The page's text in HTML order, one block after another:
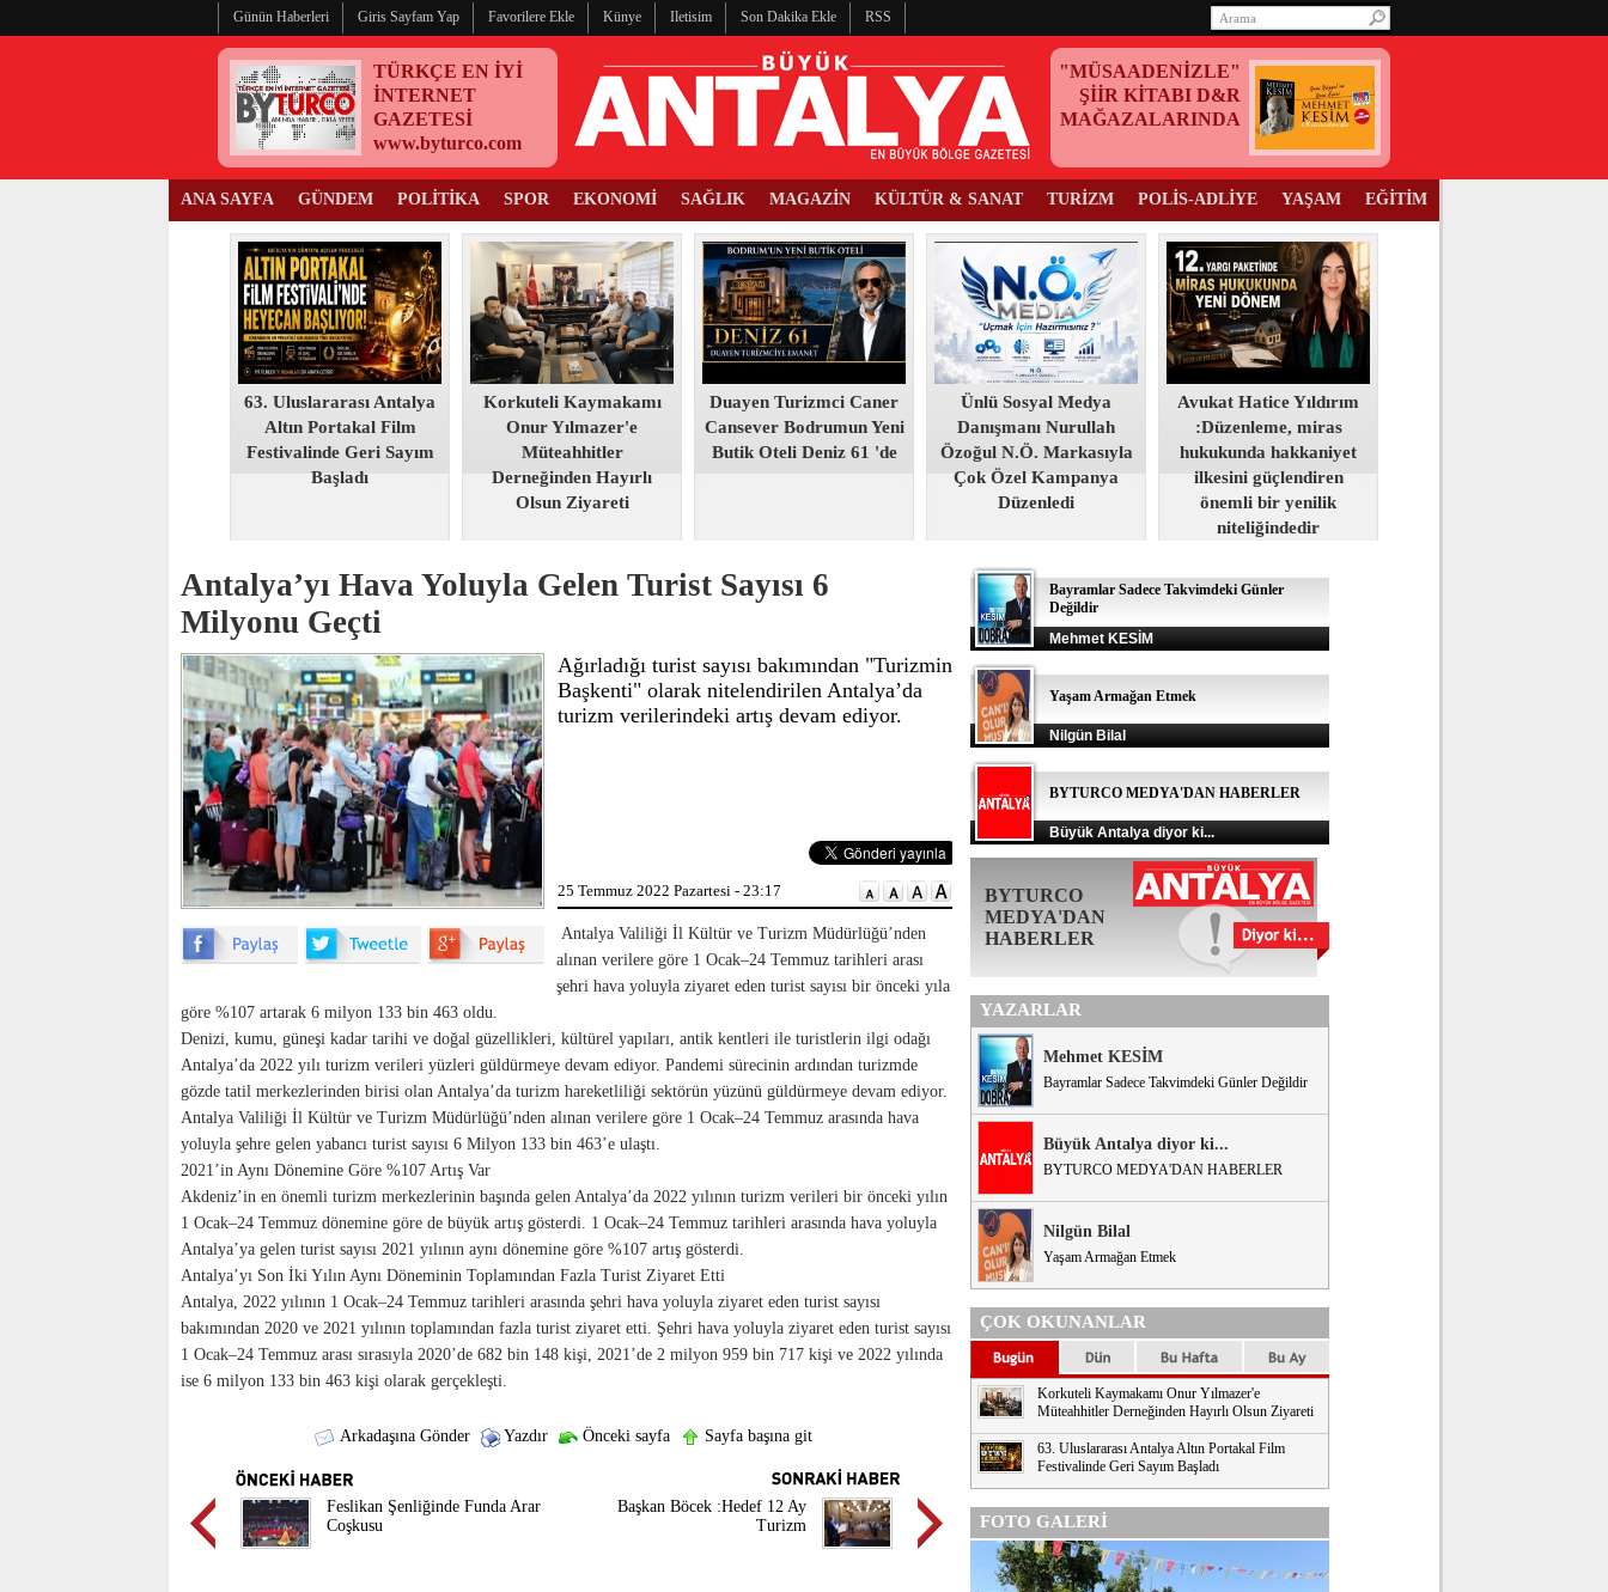
Günün Haberleri Giris Sayfam Yap Favorilere Ekle Künye Iletisim Son Dakika Ekle RSS
TÜRKÇE EN İYİ
İNTERNET
GAZETESİ
www.byturco.com
"MÜSAADENİZLE"
ŞİİR KİTABI D&R
MAĞAZALARINDA
ANA SAYFA GÜNDEM POLİTİKA SPOR EKONOMİ SAĞLIK MAGAZİN KÜLTÜR & SANAT TURİZM POLİS-ADLİYE YAŞAM EĞİTİM
63. Uluslararası Antalya
Altın Portakal Film
Festivalinde Geri Sayım
Başladı
Korkuteli Kaymakamı
Onur Yılmazer'e
Müteahhitler
Derneğinden Hayırlı
Olsun Ziyareti
Duayen Turizmci Caner
Cansever Bodrumun Yeni
Butik Oteli Deniz 61 'de
Ünlü Sosyal Medya
Danışmanı Nurullah
Özoğul N.Ö. Markasıyla
Çok Özel Kampanya
Düzenledi
Avukat Hatice Yıldırım
:Düzenleme, miras
hukukunda hakkaniyet
ilkesini güçlendiren
önemli bir yenilik
niteliğindedir
Antalya’yı Hava Yoluyla Gelen Turist Sayısı 6
Milyonu Geçti
Ağırladığı turist sayısı bakımından "Turizmin
Başkenti" olarak nitelendirilen Antalya’da
turizm verilerindeki artış devam ediyor.
25 Temmuz 2022 Pazartesi - 23:17
Antalya Valiliği İl Kültür ve Turizm Müdürlüğü’nden
alınan verilere göre 1 Ocak–24 Temmuz tarihleri arası
şehri hava yoluyla ziyaret eden turist sayısı bir önceki yıla
göre %107 artarak 6 milyon 133 bin 463 oldu.
Denizi, kumu, güneşi kadar tarihi ve doğal güzellikleri, kültürel yapıları, antik kentleri ile turistlerin ilgi odağı
Antalya’da 2022 yılı turizm verileri yüzleri güldürmeye devam ediyor. Pandemi sürecinin ardından turizmde
gözde tatil merkezlerinden birisi olan Antalya’da turizm hareketliliği sektörün yüzünü güldürmeye devam ediyor.
Antalya Valiliği İl Kültür ve Turizm Müdürlüğü’nden alınan verilere göre 1 Ocak–24 Temmuz arasında hava
yoluyla şehre gelen yabancı turist sayısı 6 Milyon 133 bin 463’e ulaştı.
2021’in Aynı Dönemine Göre %107 Artış Var
Akdeniz’in en önemli turizm merkezlerinin başında gelen Antalya’da 2022 yılının turizm verileri bir önceki yılın
1 Ocak–24 Temmuz dönemine göre de büyük artış gösterdi. 1 Ocak–24 Temmuz tarihleri arasında hava yoluyla
Antalya’ya gelen turist sayısı 2021 yılının aynı dönemine göre %107 artış gösterdi.
Antalya’yı Son İki Yılın Aynı Döneminin Toplamından Fazla Turist Ziyaret Etti
Antalya, 2022 yılının 1 Ocak–24 Temmuz tarihleri arasında şehri hava yoluyla ziyaret eden turist sayısı
bakımından 2020 ve 2021 yılının toplamından fazla turist ziyaret etti. Şehri hava yoluyla ziyaret eden turist sayısı
1 Ocak–24 Temmuz arası sırasıyla 2020’de 682 bin 148 kişi, 2021’de 2 milyon 959 bin 717 kişi ve 2022 yılında
ise 6 milyon 133 bin 463 kişi olarak gerçekleşti.
Arkadaşına Gönder Yazdır Önceki sayfa Sayfa başına git
​Feslikan Şenliğinde Funda Arar
Coşkusu
Başkan Böcek :Hedef 12 Ay
Turizm
Bayramlar Sadece Takvimdeki Günler
Değildir
Mehmet KESİM
Yaşam Armağan Etmek
Nilgün Bilal
BYTURCO MEDYA'DAN HABERLER
Büyük Antalya diyor ki...
BYTURCO
MEDYA'DAN
HABERLER
YAZARLAR
Mehmet KESİM
Bayramlar Sadece Takvimdeki Günler Değildir
Büyük Antalya diyor ki...
BYTURCO MEDYA'DAN HABERLER
Nilgün Bilal
Yaşam Armağan Etmek
ÇOK OKUNANLAR
Korkuteli Kaymakamı Onur Yılmazer'e
Müteahhitler Derneğinden Hayırlı Olsun Ziyareti
63. Uluslararası Antalya Altın Portakal Film
Festivalinde Geri Sayım Başladı
FOTO GALERİ